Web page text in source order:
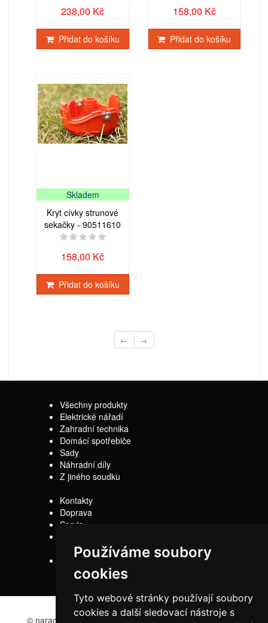
Používáme soubory
cookies
Tyto webové stránky používají soubory
cookies a další sledovací nástroje s
238,00 Kč
Přidat do košíku
158,00 Kč
Přidat do košíku
Skladem
Kryt cívky strunové
sekačky - 90511610
158,00 Kč
Přidat do košíku
← →
Všechny produkty
Elektrické nářadí
Zahradní technika
Domácí spotřebiče
Sady
Náhradní díly
Z jiného soudku
Kontakty
Doprava
Servis
podmínky
Reklamační řád
© naradi-bd.cz 2016